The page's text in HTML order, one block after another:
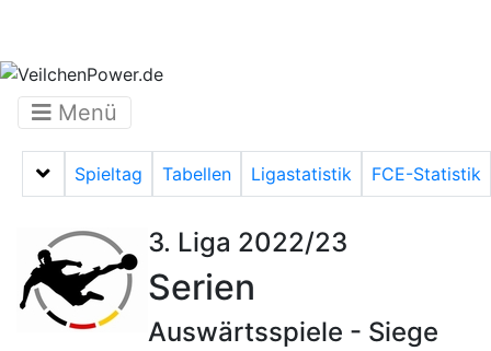
Menü
Menü auf-/zuklappen
Spieltag Tabellen Ligastatistik FCE-Statistik
3. Liga 2022/23
Serien
Auswärtsspiele - Siege